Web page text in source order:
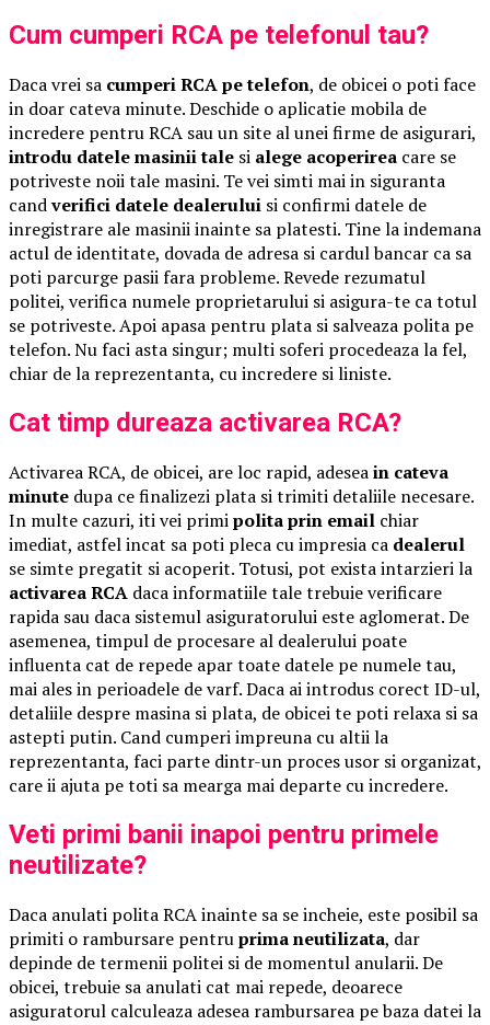
Cum cumperi RCA pe telefonul tau?
Daca vrei sa cumperi RCA pe telefon, de obicei o poti face
in doar cateva minute. Deschide o aplicatie mobila de
incredere pentru RCA sau un site al unei firme de asigurari,
introdu datele masinii tale si alege acoperirea care se
potriveste noii tale masini. Te vei simti mai in siguranta
candverifici datele dealerului si confirmi datele de
inregistrare ale masinii inainte sa platesti. Tine la indemana
actul de identitate, dovada de adresa si cardul bancar ca sa
poti parcurge pasii fara probleme. Revede rezumatul
politei, verifica numele proprietarului si asigura-te ca totul
se potriveste. Apoi apasa pentru plata si salveaza polita pe
telefon. Nu faci asta singur; multi soferi procedeaza la fel,
chiar de la reprezentanta, cu incredere si liniste.
Cat timp dureaza activarea RCA?
Activarea RCA, de obicei, are loc rapid, adeseain cateva
minute dupa ce finalizezi plata si trimiti detaliile necesare.
In multe cazuri, iti vei primipolita prin email chiar
imediat, astfel incat sa poti pleca cu impresia ca dealerul
se simte pregatit si acoperit. Totusi, pot exista intarzieri la
activarea RCA daca informatiile tale trebuie verificare
rapida sau daca sistemul asiguratorului este aglomerat. De
asemenea, timpul de procesare al dealerului poate
influenta cat de repede apar toate datele pe numele tau,
mai ales in perioadele de varf. Daca ai introdus corect ID-ul,
detaliile despre masina si plata, de obicei te poti relaxa si sa
astepti putin. Cand cumperi impreuna cu altii la
reprezentanta, faci parte dintr-un proces usor si organizat,
care ii ajuta pe toti sa mearga mai departe cu incredere.
Veti primi banii inapoi pentru primele
neutilizate?
Daca anulati polita RCA inainte sa se incheie, este posibil sa
primiti o rambursare pentruprima neutilizata, dar
depinde de termenii politei si de momentul anularii. De
obicei, trebuie sa anulati cat mai repede, deoarece
asiguratorul calculeaza adesea rambursarea pe baza datei la